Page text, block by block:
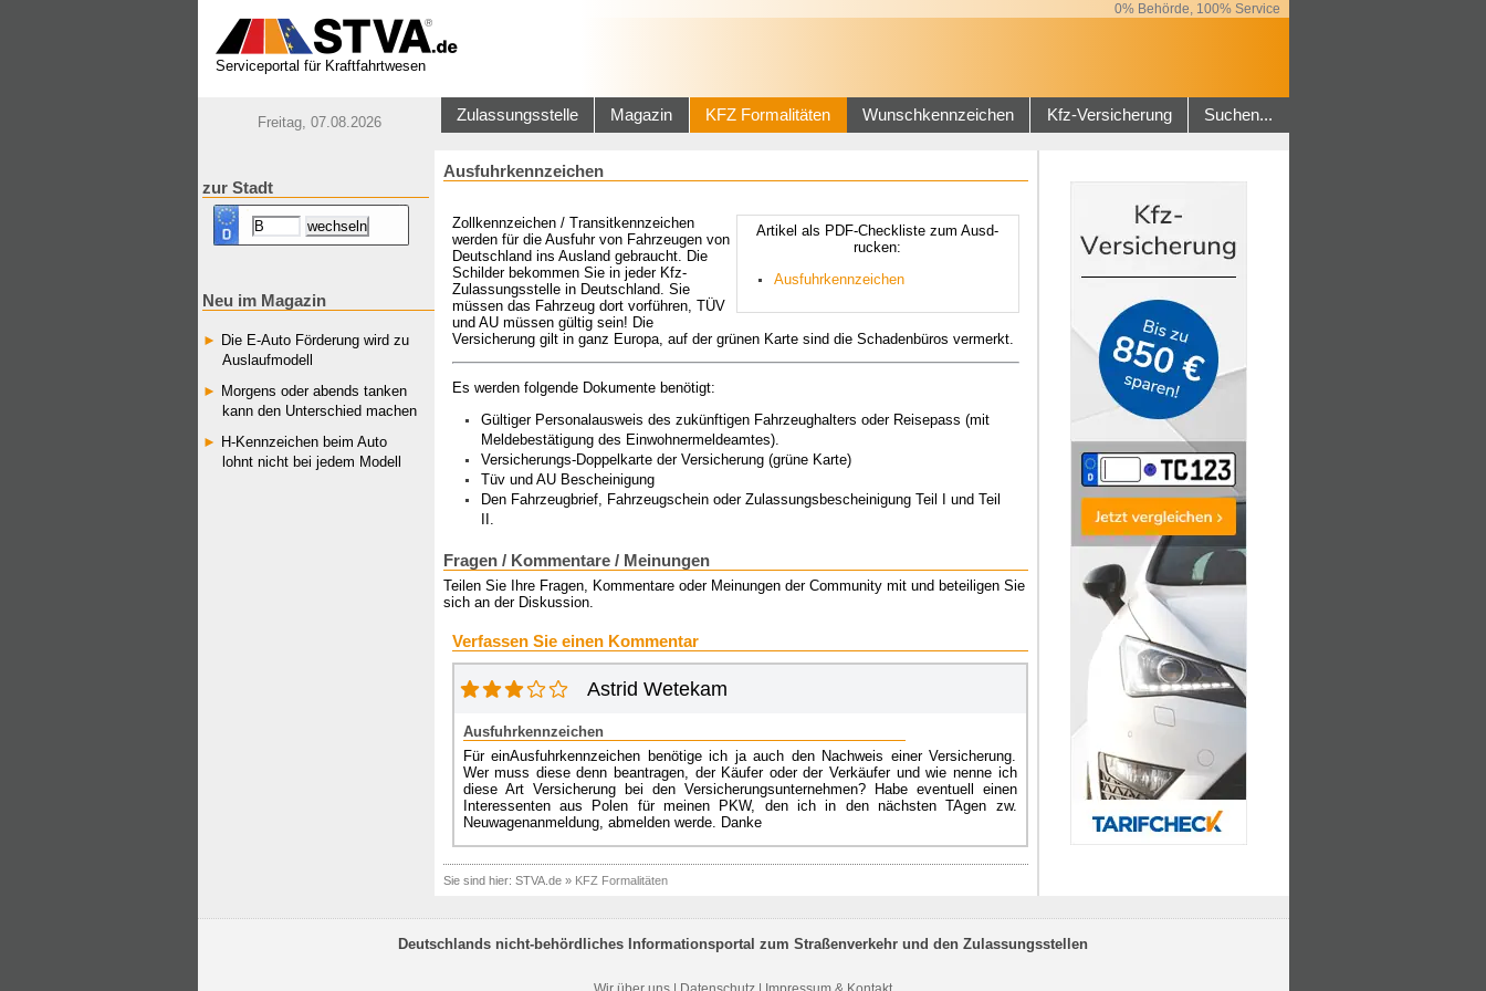
0% Behörde, 100% Service
Serviceportal für Kraftfahrtwesen
Freitag, 07.08.2026 Zulassungsstelle Magazin KFZ Formalitäten Wunschkennzeichen Kfz-Versicherung Suchen...
zur Stadt
Neu im Magazin
Die E-Auto Förderung wird zu
Auslaufmodell
Morgens oder abends tanken
kann den Unterschied machen
H-Kennzeichen beim Auto
lohnt nicht bei jedem Modell
Ausfuhrkennzeichen
­­­­­­Artikel ­a­ls P­DF-Checkliste zum Ausd­
rucken:
­­­Ausfuhrkennzeich­en
­Zollkennzeichen / Transitkennzeichen
werden für die Ausfuhr von Fahrzeugen von
Deutschland ins Ausland gebraucht. Die
Schilder bekommen Sie in jeder Kfz-
Zulassungsstelle in Deutschland. Sie
müssen das Fahrzeug dort vorführen, TÜV
und AU müssen gültig sein! Die
Versicherung gilt in ganz Europa, auf der grünen Karte sind die Schadenbüros vermerkt.
Es werden folgende Dokumente benötigt:
Gültiger Personalausweis des zukünftigen Fahrzeughalters oder Reisepass (mit
Meldebestätigung des Einwohnermeldeamtes).
Versicherungs-Doppelkarte der Versicherung (grüne Karte)
Tüv und AU Bescheinigung
Den Fahrzeugbrief, Fahrzeugschein oder Zulassungsbescheinigung Teil I und Teil
Fragen / Kommentare / Meinungen
Teilen Sie Ihre Fragen, Kommentare oder Meinungen der Community mit und beteiligen Sie
sich an der Diskussion.
Verfassen Sie einen Kommentar
Astrid Wetekam
Ausfuhrkennzeichen
Für einAusfuhrkennzeichen benötige ich ja auch den Nachweis einer Versicherung.
Wer muss diese denn beantragen, der Käufer oder der Verkäufer und wie nenne ich
diese Art Versicherung bei den Versicherungsunternehmen? Habe eventuell einen
Interessenten aus Polen für meinen PKW, den ich in den nächsten TAgen zw.
Neuwagenanmeldung, abmelden werde. Danke
Sie sind hier: STVA.de» KFZ Formalitäten
Deutschlands nicht-behördliches Informationsportal zum Straßenverkehr und den Zulassungsstellen